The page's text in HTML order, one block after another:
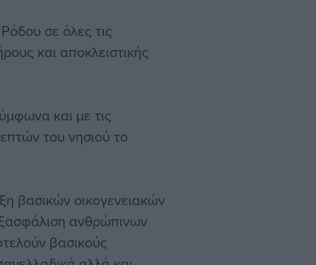
σε όλες τις
και αποκλειστικής
και με τις
του νησιού το
βασικών οικογενειακών
ανθρώπινων
βασικούς